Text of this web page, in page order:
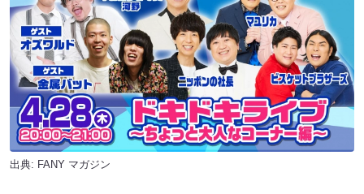
出典: FANY マガジン